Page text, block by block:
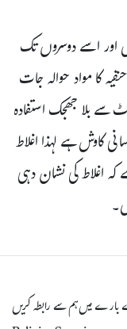
اور اسے دوسروں تک
کا مواد حوالہ جات
بلا جھجک استفادہ
کاوش ہے لہذا اغلاط
اغلاط کی نشان دہی
بارے میںہم سے رابطہ کریں